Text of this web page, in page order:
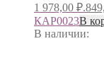
1 978,00 ₽.
КАР0023В
В наличии: